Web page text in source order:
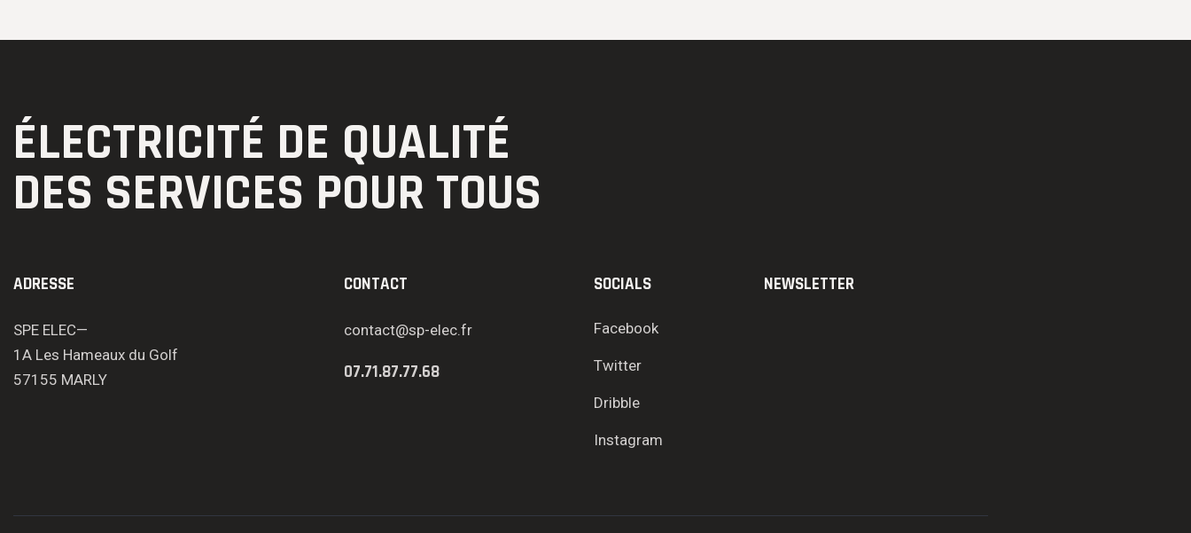
ÉLECTRICITÉ DE QUALITÉ
DES SERVICES POUR TOUS
ADRESSE
SPE ELEC—
1A Les Hameaux du Golf
57155 MARLY
CONTACT
contact@sp-elec.fr
07.71.87.77.68
SOCIALS
Facebook
Twitter
Dribble
Instagram
NEWSLETTER